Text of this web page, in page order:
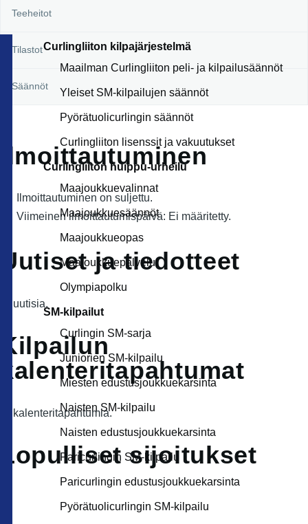
Curlingliiton kilpajärjestelmä
Maailman Curlingliiton peli- ja kilpailusäännöt
Yleiset SM-kilpailujen säännöt
Pyörätuolicurlingin säännöt
Curlingliiton lisenssit ja vakuutukset
Curlingliiton huippu-urheilu
Maajoukkuevalinnat
Maajoukkuesäännöt
Maajoukkueopas
Maajoukkuepalvelut
Olympiapolku
SM-kilpailut
Curlingin SM-sarja
Juniorien SM-kilpailu
Miesten edustusjoukkuekarsinta
Naisten SM-kilpailu
Naisten edustusjoukkuekarsinta
Paricurlingin SM-kilpailu
Paricurlingin edustusjoukkuekarsinta
Pyörätuolicurlingin SM-kilpailu
Teeheitot
Tilastot
Säännöt
Ilmoittautuminen
Ilmoittautuminen on suljettu.
Viimeinen ilmoittautumispäivä: Ei määritetty.
Uutiset ja tiedotteet
Ei uutisia.
Kilpailun
kalenteritapahtumat
Ei kalenteritapahtumia.
Lopulliset sijoitukset